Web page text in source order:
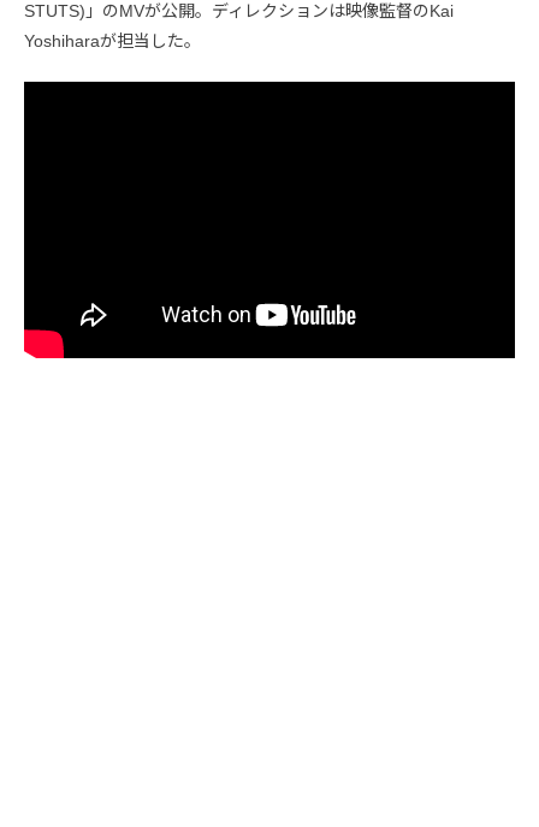
STUTS)」のMVが公開。ディレクションは映像監督のKai
Yoshiharaが担当した。